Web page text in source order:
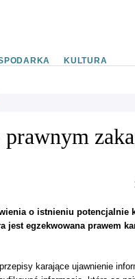
KULTURA
o istnieniu potencjalnie
egzekwowana prawem
karające ujawnienie